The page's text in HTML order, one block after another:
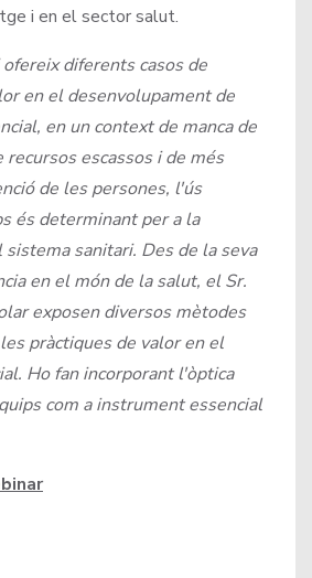
i en el sector salut.
diferents casos de
en el desenvolupament de
en un context de manca de
escassos i de més
de les persones, l'ús
és determinant per a la
sanitari. Des de la seva
en el món de la salut, el Sr.
exposen diversos mètodes
pràctiques de valor en el
Ho fan incorporant l'òptica
com a instrument essencial